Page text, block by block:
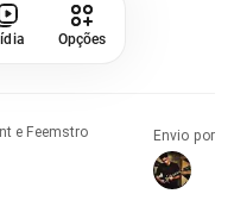
Opções
e Feemstro
Envio por